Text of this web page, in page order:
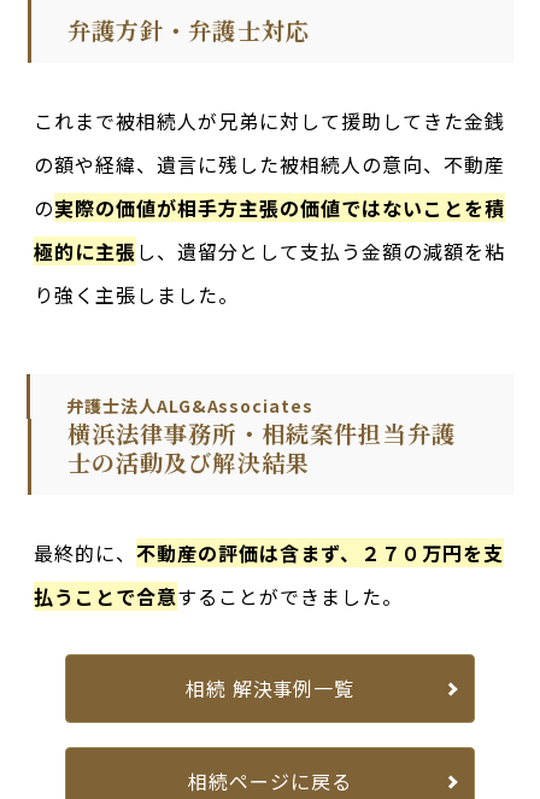
弁護方針・弁護士対応
これまで被相続人が兄弟に対して援助してきた金銭
の額や経緯、遺言に残した被相続人の意向、不動産
の実際の価値が相手方主張の価値ではないことを積
極的に主張し、遺留分として支払う金額の減額を粘
り強く主張しました。
弁護士法人ALG&Associates
横浜法律事務所・相続案件担当弁護
士の活動及び解決結果
最終的に、不動産の評価は含まず、２７０万円を支
払うことで合意することができました。
相続 解決事例一覧
相続ページに戻る